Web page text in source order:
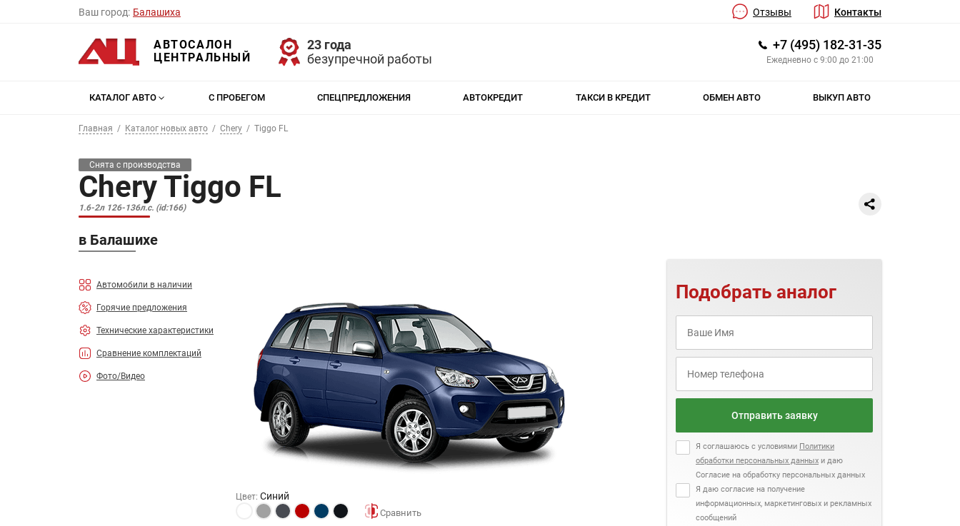
Ваш город: Балашиха Отзывы Контакты
АВТОСАЛОН
ЦЕНТРАЛЬНЫЙ
23 года
безупречной работы
+7 (495) 182-31-35
Ежедневно с 9:00 до 21:00
КАТАЛОГ АВТО С ПРОБЕГОМ СПЕЦПРЕДЛОЖЕНИЯ АВТОКРЕДИТ ТАКСИ В КРЕДИТ ОБМЕН АВТО ВЫКУП АВТО
Главная Каталог новых авто Chery Tiggo FL
Снята с производства
Chery Tiggo FL
1.6-2л 126-136л.с. (id:166)
в Балашихе
Автомобили в наличии
Горячие предложения
Технические характеристики
Сравнение комплектаций
Фото/Видео
Цвет: Синий
Подобрать аналог
Отправить заявку
Я соглашаюсь с условиями Политики
обработки персональных данных и даю
Согласие на обработку персональных данных
Я даю согласие на получение
информационных, маркетинговых и рекламных
сообщений